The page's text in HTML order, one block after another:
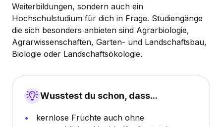
Weiterbildungen, sondern auch ein
Hochschulstudium für dich in Frage. Studiengänge
die sich besonders anbieten sind Agrarbiologie,
Agrarwissenschaften, Garten- und Landschaftsbau,
Biologie oder Landschaftsökologie.
Wusstest du schon, dass...
kernlose Früchte auch ohne